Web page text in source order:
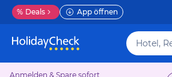
% Deals App öffnen
Anmelden & Spare sofort